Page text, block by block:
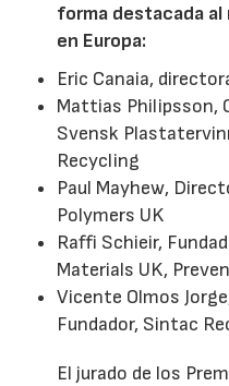
forma destacada
en Europa:
Eric Canaia,
Mattias Philipsson,
Svensk
Recycling
Paul Mayhew,
Polymers UK
Raffi Schieir,
Materials UK,
Vicente Olmos
Fundador, Sintac
El jurado de los